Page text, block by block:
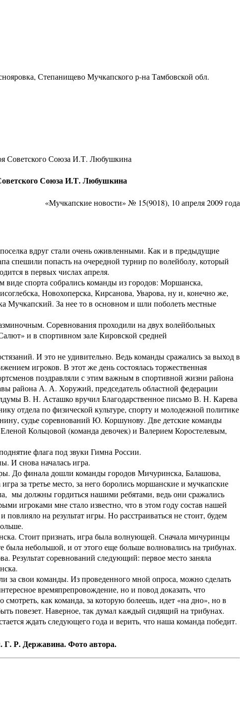
Степанищево Мучкапского р-на Тамбовской обл.
Советского Союза И.Т. Любушкина
Союза И.Т. Любушкина
«Мучкапские новости» № 15(9018), 10 апреля 2009 года
вдруг стали очень оживленными. Как и в предыдущие
спешили попасть на очередной турнир по волейболу, который
в первых числах апреля.
спорта собрались команды из городов: Моршанска,
Новохоперска, Кирсанова, Уварова, ну и, конечно же,
Мучкапский. За нее то в основном и шли поболеть местные
Соревнования проходили на двух волейбольных
и в спортивном зале Кировской средней
И это не удивительно. Ведь команды сражались за выход в
игроков. В этот же день состоялась торжественная
поздравляли с этим важным в спортивной жизни района
района А. А. Хоружий, председатель областной федерации
В. Н. Асташко вручил Благодарственное письмо В. Н. Карева
отдела по физической культуре, спорту и молодежной политике
судье соревнований Ю. Коршунову. Две детские команды
Кольцовой (команда девочек) и Валерием Коростелевым,
флага под звуки Гимна России.
И снова началась игра.
До финала дошли команды городов Мичуринска, Балашова,
за третье место, за него боролись моршанские и мучкапские
мы должны гордиться нашими ребятами, ведь они сражались
игроками мне стало известно, что в этом году состав нашей
на результат игры. Но расстраиваться не стоит, будем
Стоит признать, игра была волнующей. Сначала мичуринцы
была небольшой, и от этого еще больше волновались на трибунах.
Результат соревнований следующий: первое место заняла
свои команды. Из проведенного мной опроса, можно сделать
времяпрепровождение, но и повод доказать, что
как команда, за которую болеешь, идет «на дно», но в
повезет. Наверное, так думал каждый сидящий на трибунах.
ждать следующего года и верить, что наша команда победит.
Г. Р. Державина. Фото автора.